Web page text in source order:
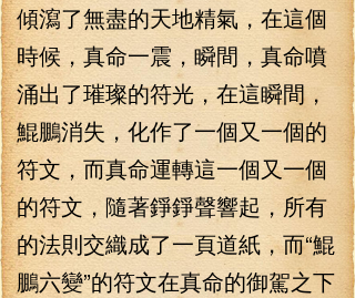
傾瀉了無盡的天地精氣，在這個
時候，真命一震，瞬間，真命噴
涌出了璀璨的符光，在這瞬間，
鯤鵬消失，化作了一個又一個的
符文，而真命運轉這一個又一個
的符文，隨著錚錚聲響起，所有
的法則交織成了一頁道紙，而“鯤
鵬六變”的符文在真命的御駕之下